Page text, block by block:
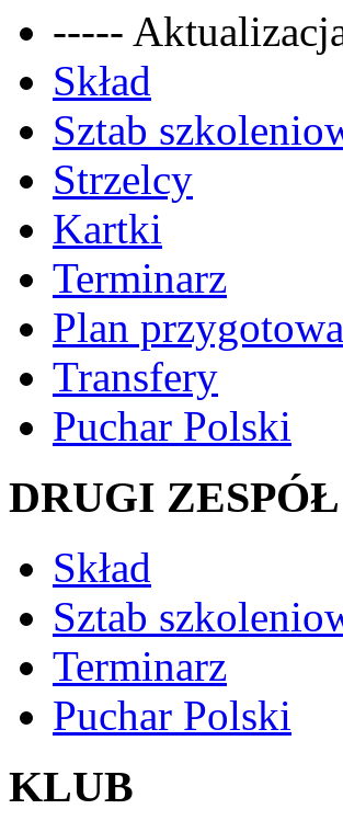
-----
Skład
Sztab
Strzelcy
Kartki
Terminarz
Plan
Transfery
Puchar Polski
DRUGI ZESPÓŁ
Skład
Sztab
Terminarz
Puchar Polski
KLUB